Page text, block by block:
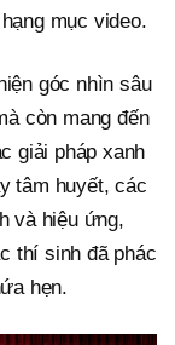
mục video.
góc nhìn sâu
còn mang đến
giải pháp xanh
tâm huyết, các
và hiệu ứng,
thí sinh đã phác
hẹn.